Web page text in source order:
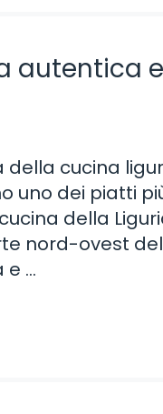
autentica
della cucina
uno dei piatti
della
nord-ovest
e …